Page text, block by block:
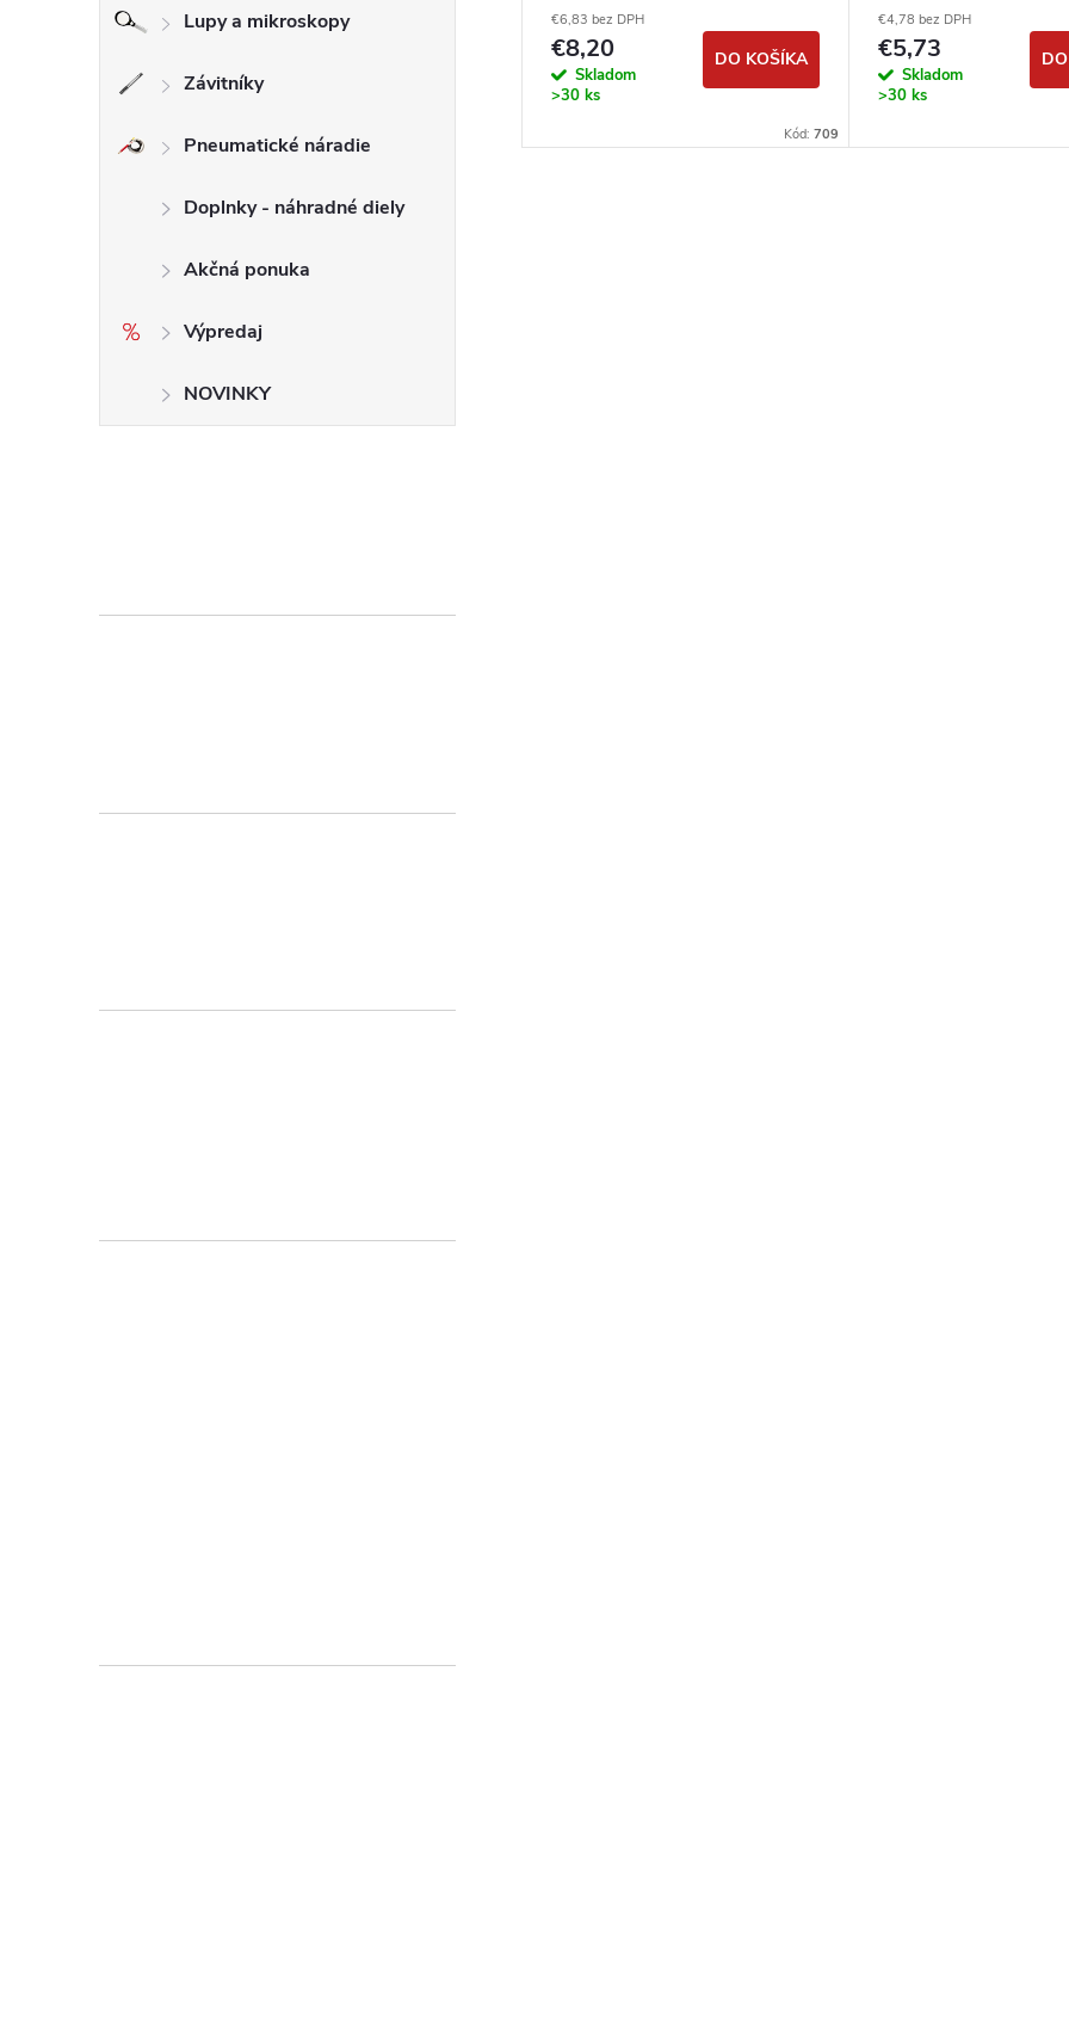
Lupy a mikroskopy
Závitníky
Pneumatické náradie
Doplnky - náhradné diely
Akčná ponuka
Výpredaj
NOVINKY
Kód:
€30,39 bez DPH
Skladom
€6,83 bez DPH
€8,20
Skladom
>30 ks
DO KOŠÍKA
Kód: 709
€4,78 bez DPH
€5,73
Skladom
>30 ks